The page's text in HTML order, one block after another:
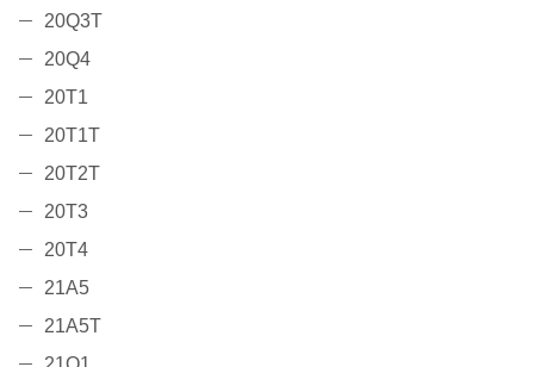
20Q3T
20Q4
20T1
20T1T
20T2T
20T3
20T4
21A5
21A5T